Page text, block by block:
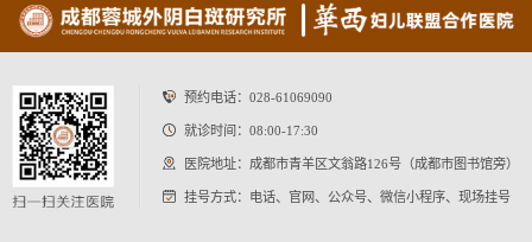
预约电话： 028-61069090
就诊时间：08:00-17:30
医院地址：成都市青羊区文翁路126号（成都市图书馆旁）
挂号方式：电话、官网、公众号、微信小程序、现场挂号